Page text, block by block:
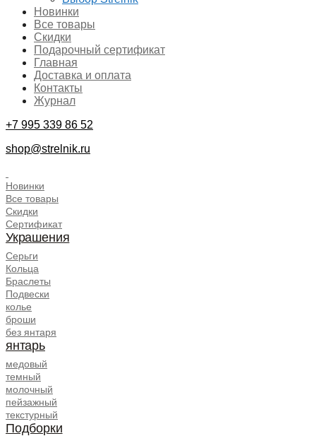
Новинки
Все товары
Скидки
Подарочный сертификат
Главная
Доставка и оплата
Контакты
Журнал
+7 995 339 86 52
shop@strelnik.ru
Новинки
Все товары
Скидки
Сертификат
Украшения
Серьги
Кольца
Браслеты
Подвески
колье
броши
без янтаря
янтарь
медовый
темный
молочный
пейзажный
текстурный
Подборки